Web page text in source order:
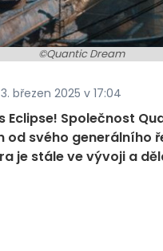
©Quantic Dream
březen 2025 v 17:04
Společnost
svého generálního
je stále ve vývoji a